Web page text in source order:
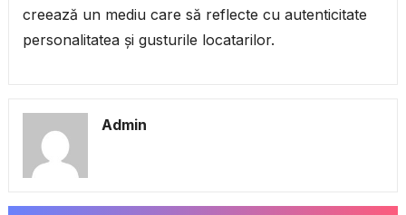
creează un mediu care să reflecte cu autenticitate
personalitatea și gusturile locatarilor.
Admin